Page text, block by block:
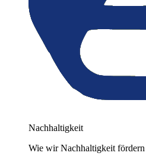
Nachhaltigkeit
Wie wir Nachhaltigkeit fördern